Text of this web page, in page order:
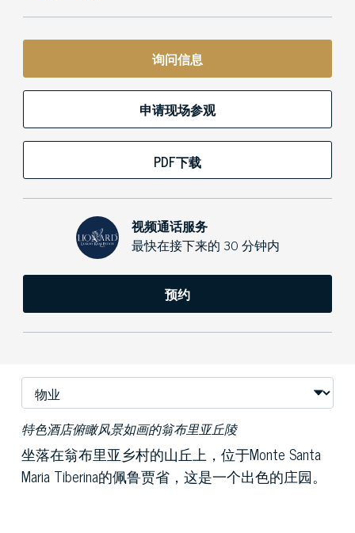
询问信息
申请现场参观
PDF下载
视频通话服务
最快在接下来的 30 分钟内
预约
特色酒店俯瞰风景如画的翁布里亚丘陵
坐落在翁布里亚乡村的山丘上，位于Monte Santa
Maria Tiberina的佩鲁贾省，这是一个出色的庄园。